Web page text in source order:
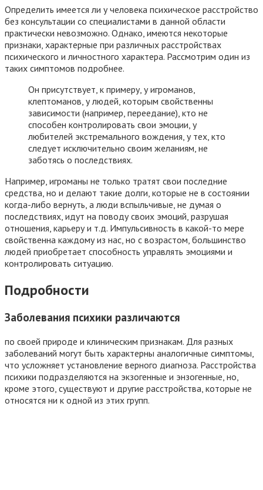
Определить имеется ли у человека психическое расстройство
без консультации со специалистами в данной области
практически невозможно. Однако, имеются некоторые
признаки, характерные при различных расстройствах
психического и личностного характера. Рассмотрим один из
таких симптомов подробнее.
Он присутствует, к примеру, у игроманов,
клептоманов, у людей, которым свойственны
зависимости (например, переедание), кто не
способен контролировать свои эмоции, у
любителей экстремального вождения, у тех, кто
следует исключительно своим желаниям, не
заботясь о последствиях.
Например, игроманы не только тратят свои последние
средства, но и делают такие долги, которые не в состоянии
когда-либо вернуть, а люди вспыльчивые, не думая о
последствиях, идут на поводу своих эмоций, разрушая
отношения, карьеру и т.д. Импульсивность в какой-то мере
свойственна каждому из нас, но с возрастом, большинство
людей приобретает способность управлять эмоциями и
контролировать ситуацию.
Подробности
Заболевания психики различаются
по своей природе и клиническим признакам. Для разных
заболеваний могут быть характерны аналогичные симптомы,
что усложняет установление верного диагноза. Расстройства
психики подразделяются на экзогенные и энзогенные, но,
кроме этого, существуют и другие расстройства, которые не
относятся ни к одной из этих групп.